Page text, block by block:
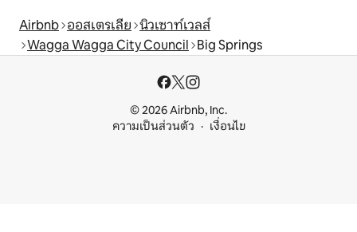
Airbnb ออสเตรเลีย นิวเซาท์เวลส์
Wagga Wagga City Council Big Springs
© 2026 Airbnb, Inc.
ความเป็นส่วนตัว
เงื่อนไข